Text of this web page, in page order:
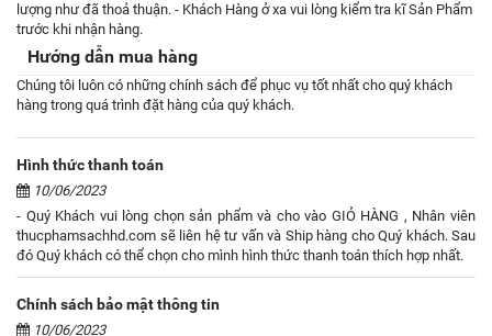
lượng như đã thoả thuận. - Khách Hàng ở xa vui lòng kiểm tra kĩ Sản Phẩm
trước khi nhận hàng.
Hướng dẫn mua hàng
Chúng tôi luôn có những chính sách để phục vụ tốt nhất cho quý khách
hàng trong quá trình đặt hàng của quý khách.
Hình thức thanh toán
10/06/2023
- Quý Khách vui lòng chọn sản phẩm và cho vào GIỎ HÀNG , Nhân viên
thucphamsachhd.com sẽ liên hệ tư vấn và Ship hàng cho Quý khách. Sau
đó Quý khách có thể chọn cho mình hình thức thanh toán thích hợp nhất.
Chính sách bảo mật thông tin
10/06/2023